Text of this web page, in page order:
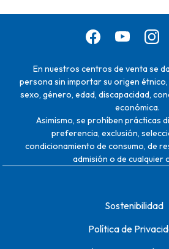
En nuestros centros de venta se
persona sin importar su origen étnico,
sexo, género, edad, discapacidad,
económica.
Asimismo, se prohíben prácticas
preferencia, exclusión,
condicionamiento de consumo, de
admisión o de cualquier
Sostenibilidad
Política de